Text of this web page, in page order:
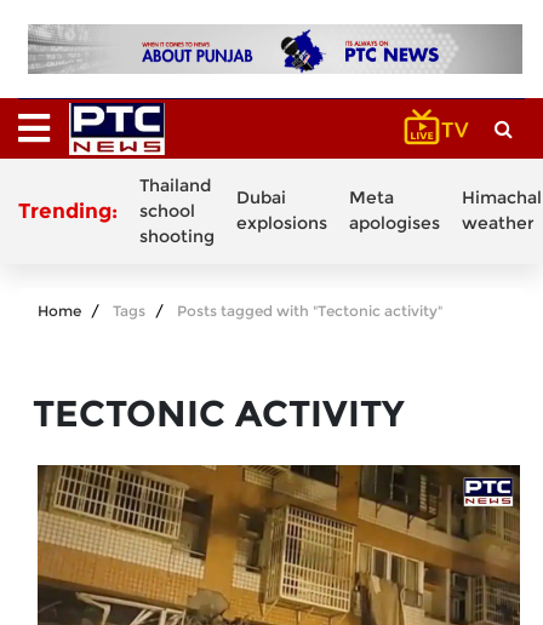
Trending:
Thailand
school
shooting
Dubai
explosions
Meta
apologises
Himachal
weather
Home Tags Posts tagged with "Tectonic activity"
TECTONIC ACTIVITY